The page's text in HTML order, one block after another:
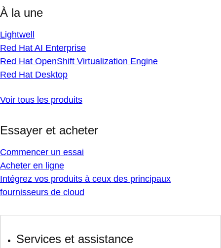
À la une
Lightwell
Red Hat AI Enterprise
Red Hat OpenShift Virtualization Engine
Red Hat Desktop
Voir tous les produits
Essayer et acheter
Commencer un essai
Acheter en ligne
Intégrez vos produits à ceux des principaux
fournisseurs de cloud
Services et assistance